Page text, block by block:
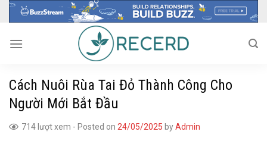
Skip
content
Cách Nuôi Rùa Tai Đỏ Thành Công Cho
Người Mới Bắt Đầu
714 lượt xem - Posted on 24/05/2025 byAdmin